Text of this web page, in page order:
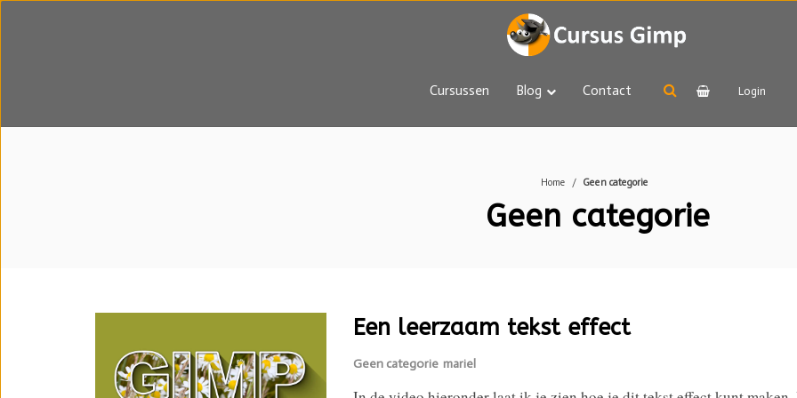
Cursussen Blog Contact Login
Home Geen categorie
Geen categorie
Een leerzaam tekst effect
Geen categorie mariel